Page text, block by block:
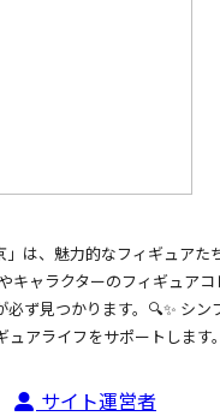
は、魅力的なフィギュア
キャラクターのフィギュア
ず見つかります。🔍✨ シ
ュアライフをサポートします
サイト運営者